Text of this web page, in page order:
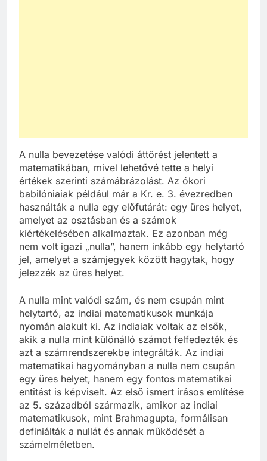
A nulla bevezetése valódi áttörést jelentett a
matematikában, mivel lehetővé tette a helyi
értékek szerinti számábrázolást. Az ókori
babilóniaiak például már a Kr. e. 3. évezredben
használták a nulla egy előfutárát: egy üres helyet,
amelyet az osztásban és a számok
kiértékelésében alkalmaztak. Ez azonban még
nem volt igazi „nulla”, hanem inkább egy helytartó
jel, amelyet a számjegyek között hagytak, hogy
jelezzék az üres helyet.
A nulla mint valódi szám, és nem csupán mint
helytartó, az indiai matematikusok munkája
nyomán alakult ki. Az indiaiak voltak az elsők,
akik a nulla mint különálló számot felfedezték és
azt a számrendszerekbe integrálták. Az indiai
matematikai hagyományban a nulla nem csupán
egy üres helyet, hanem egy fontos matematikai
entitást is képviselt. Az első ismert írásos említése
az 5. századból származik, amikor az indiai
matematikusok, mint Brahmagupta, formálisan
definiálták a nullát és annak működését a
számelméletben.